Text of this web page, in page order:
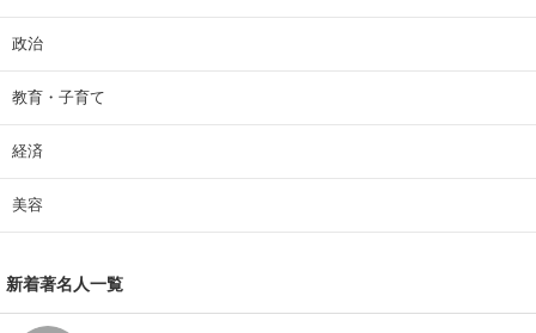
政治
教育・子育て
経済
美容
新着著名人一覧